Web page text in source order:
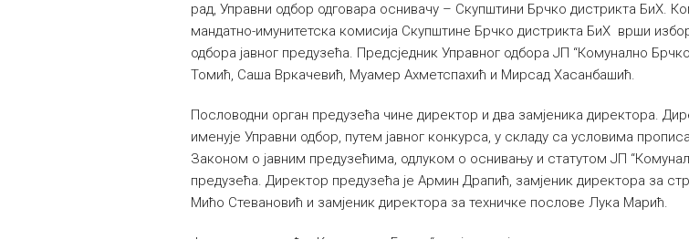
рад, Управни одбор одговара оснивачу – Скупштини Брчко дистрикта БиХ.
мандатно-имунитетска комисија Скупштине Брчко дистрикта БиХ врши
одбора јавног предузећа. Предсједник Управног одбора ЈП “Комунално
Томић, Саша Вркачевић, Муамер Ахметспахић и Мирсад Хасанбашић.
Пословодни орган предузећа чине директор и два замјеника директора.
именује Управни одбор, путем јавног конкурса, у складу са условима
Законом о јавним предузећима, одлуком о оснивању и статутом ЈП
предузећа. Директор предузећа је Армин Драпић, замјеник директора за
Мићо Стевановић и замјеник директора за техничке послове Лука Марић.
Јавном предузећу „Комунално Брчко“ повјерено је пружање услуга од